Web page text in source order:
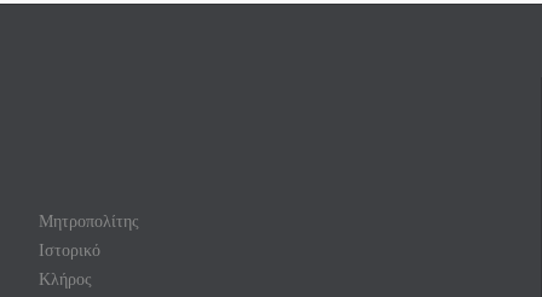
Μητροπολίτης
Ιστορικό
Κλήρος